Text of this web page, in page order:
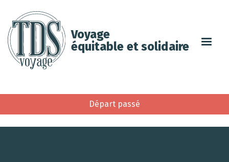
Voyage
équitable et solidaire
Départ passé